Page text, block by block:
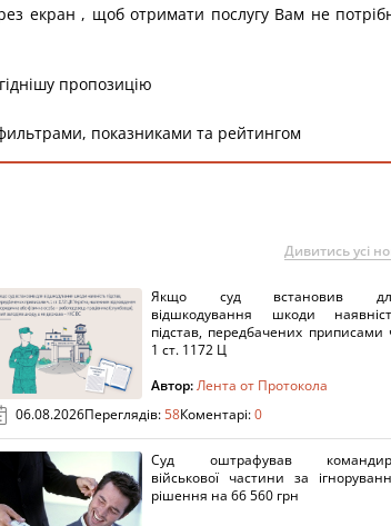
екран , щоб отримати послугу Вам не
пропозицію
показниками та рейтингом
Дивитись усі
Якщо суд встановив
відшкодування шкоди
підстав, передбачених приписами
1 ст. 1172 Ц
Автор:Лента от Протокола
06.08.2026Переглядів:58Коментарі:0
Суд оштрафував
військової частини за
рішення на 66 560 грн